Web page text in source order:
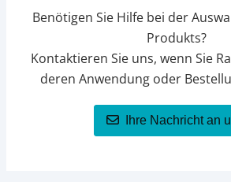
Benötigen Sie Hilfe bei der
Produkts?
Kontaktieren Sie uns, wenn Sie
deren Anwendung oder
Ihre Nachricht an